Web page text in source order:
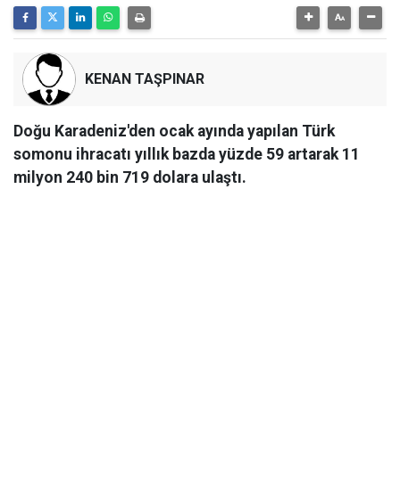
KENAN TAŞPINAR
Doğu Karadeniz'den ocak ayında yapılan Türk
somonu ihracatı yıllık bazda yüzde 59 artarak 11
milyon 240 bin 719 dolara ulaştı.